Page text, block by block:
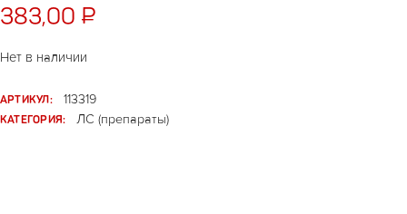
383,00 ₽
Нет в наличии
АРТИКУЛ:
113319
КАТЕГОРИЯ:
ЛС (препараты)